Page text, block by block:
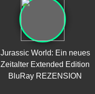
Jurassic World: Ein neues
Zeitalter Extended Edition
BluRay REZENSION